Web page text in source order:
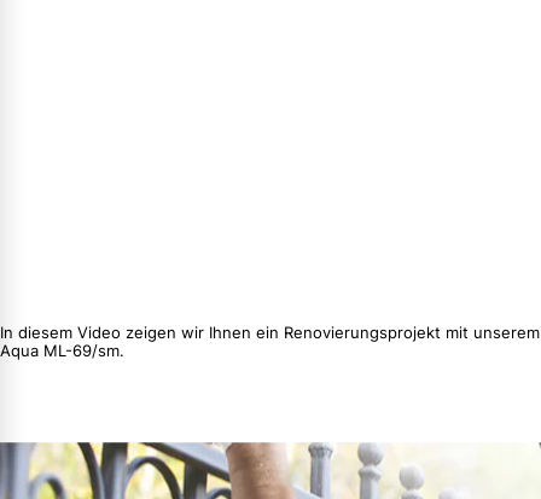
In diesem Video zeigen wir Ihnen ein Renovierungsprojekt mit unserem
Aqua ML-69/sm.